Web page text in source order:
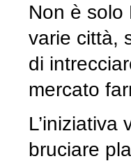
Non è
varie città,
di
mercato
bruciare